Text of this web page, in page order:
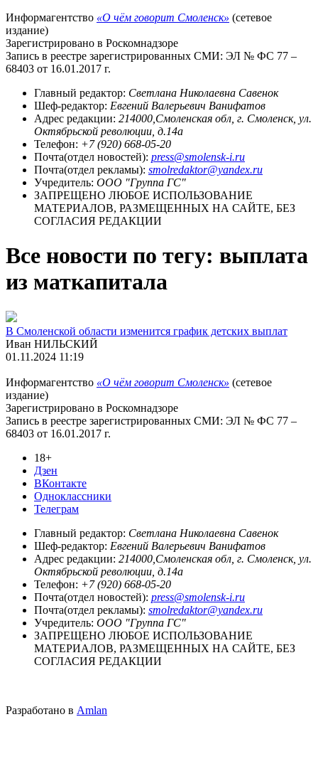
Информагентство «О чём говорит Смоленск» (сетевое
издание)
Зарегистрировано в Роскомнадзоре
Запись в реестре зарегистрированных СМИ: ЭЛ № ФС 77 –
68403 от 16.01.2017 г.
Главный редактор: Светлана Николаевна Савенок
Шеф-редактор: Евгений Валерьевич Ванифатов
Адрес редакции: 214000,Смоленская обл, г. Смоленск, ул.
Октябрьской революции, д.14а
Телефон: +7 (920) 668-05-20
Почта(отдел новостей): press@smolensk-i.ru
Почта(отдел рекламы): smolredaktor@yandex.ru
Учредитель: ООО "Группа ГС"
ЗАПРЕЩЕНО ЛЮБОЕ ИСПОЛЬЗОВАНИЕ
МАТЕРИАЛОВ, РАЗМЕЩЕННЫХ НА САЙТЕ, БЕЗ
СОГЛАСИЯ РЕДАКЦИИ
Все новости по тегу: выплата
из маткапитала
В Смоленской области изменится график детских выплат
Иван НИЛЬСКИЙ
01.11.2024 11:19
Информагентство «О чём говорит Смоленск» (сетевое
издание)
Зарегистрировано в Роскомнадзоре
Запись в реестре зарегистрированных СМИ: ЭЛ № ФС 77 –
68403 от 16.01.2017 г.
18+
Дзен
ВКонтакте
Одноклассники
Телеграм
Главный редактор: Светлана Николаевна Савенок
Шеф-редактор: Евгений Валерьевич Ванифатов
Адрес редакции: 214000,Смоленская обл, г. Смоленск, ул.
Октябрьской революции, д.14а
Телефон: +7 (920) 668-05-20
Почта(отдел новостей): press@smolensk-i.ru
Почта(отдел рекламы): smolredaktor@yandex.ru
Учредитель: ООО "Группа ГС"
ЗАПРЕЩЕНО ЛЮБОЕ ИСПОЛЬЗОВАНИЕ
МАТЕРИАЛОВ, РАЗМЕЩЕННЫХ НА САЙТЕ, БЕЗ
СОГЛАСИЯ РЕДАКЦИИ
Разработано в Amlan